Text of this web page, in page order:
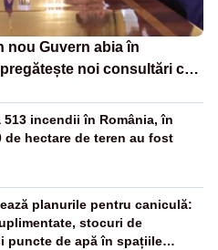
nou Guvern abia în
noi consultări cu
incendii în România, în
de hectare de teren au fost
planurile pentru caniculă:
stocuri de
puncte de apă în spațiile